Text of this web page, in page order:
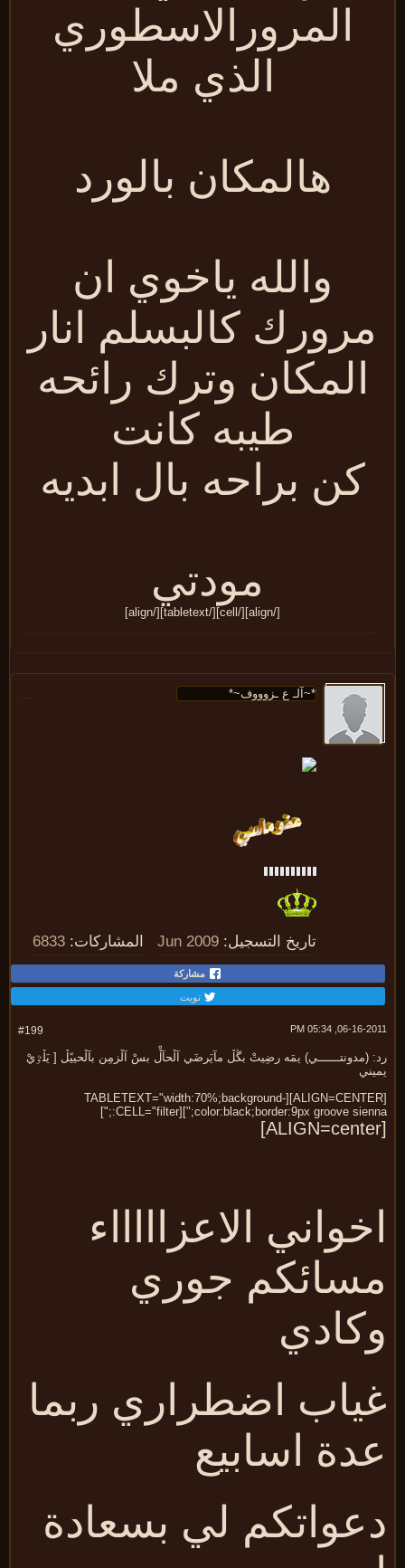
المرورالاسطوري
الذي ملا
هالمكان بالورد
والله ياخوي ان
مرورك كالبسلم انار
المكان وترك رائحه
طيبه كانت
كن براحه بال ابديه
مودتي
تاريخ التسجيل: Jun 2009 المشاركات: 6833
مشاركة
تويت
06-16-2011,
(مدونتــــــي) يمَه رضِيتْ بڴڵ مآيَرضَي آڵحآڵْ بسْ آڵزمِن بآڵحييًڵ [ يَڵٷيْ
[ALIGN=CENTER][TABLETEXT="width:70%;background-
color:black;border:9px groove
الاعزاااااء
جوري
اضطراري ربما
اسابيع
لي بسعادة